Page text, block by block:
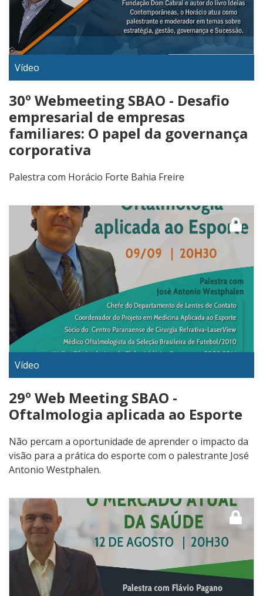
Vídeo
30º Webmeeting SBAO - Desafio
empresarial de empresas
familiares: O papel da governança
corporativa
Palestra com Horácio Forte Bahia Freire
Vídeo
29º Web Meeting SBAO -
Oftalmologia aplicada ao Esporte
Não percam a oportunidade de aprender o impacto da
visão para a prática do esporte com o palestrante José
Antonio Westphalen.